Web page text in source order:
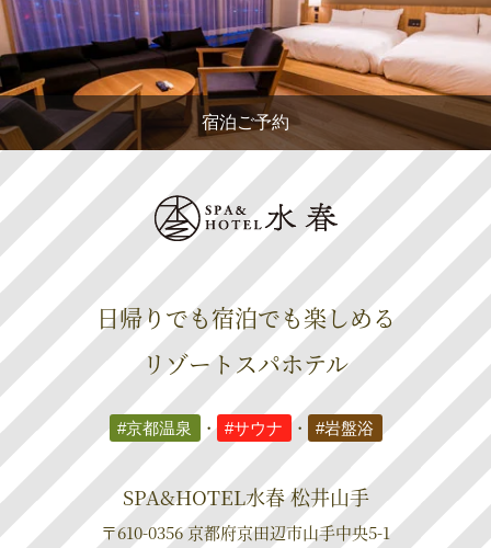
宿泊ご予約
日帰りでも宿泊でも楽しめる
リゾートスパホテル
#京都温泉 ・ #サウナ ・ #岩盤浴
SPA&HOTEL水春 松井山手
〒610-0356 京都府京田辺市山手中央5-1